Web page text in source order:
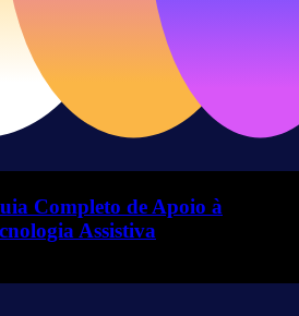
Completo de Apoio à
Assistiva